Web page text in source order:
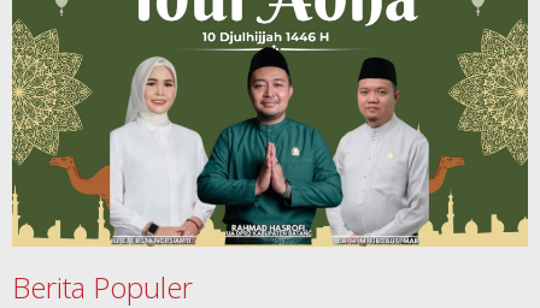
Berita Populer